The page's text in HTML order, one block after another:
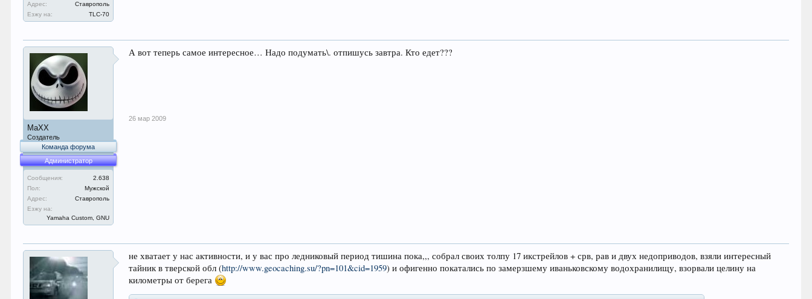
Адрес:
Ставрополь
Езжу на:
TLC-70
MaXX
Создатель
Команда форума
Администратор
Сообщения:
2.638
Пол:
Мужской
Адрес:
Ставрополь
Езжу на:
Yamaha Custom, GNU
А вот теперь самое интересное… Надо подумать\. отпишусь завтра. Кто едет???
26 мар 2009
не хватает у нас активности, и у вас про ледниковый период тишина пока,,, собрал своих толпу 17 икстрейлов + срв, рав и двух недоприводов, взяли интересный
тайник в тверской обл (http://www.geocaching.su/?pn=101&cid=1959) и офигенно покатались по замерзшему иваньковскому водохранилищу, взорвали целину на
километры от берега